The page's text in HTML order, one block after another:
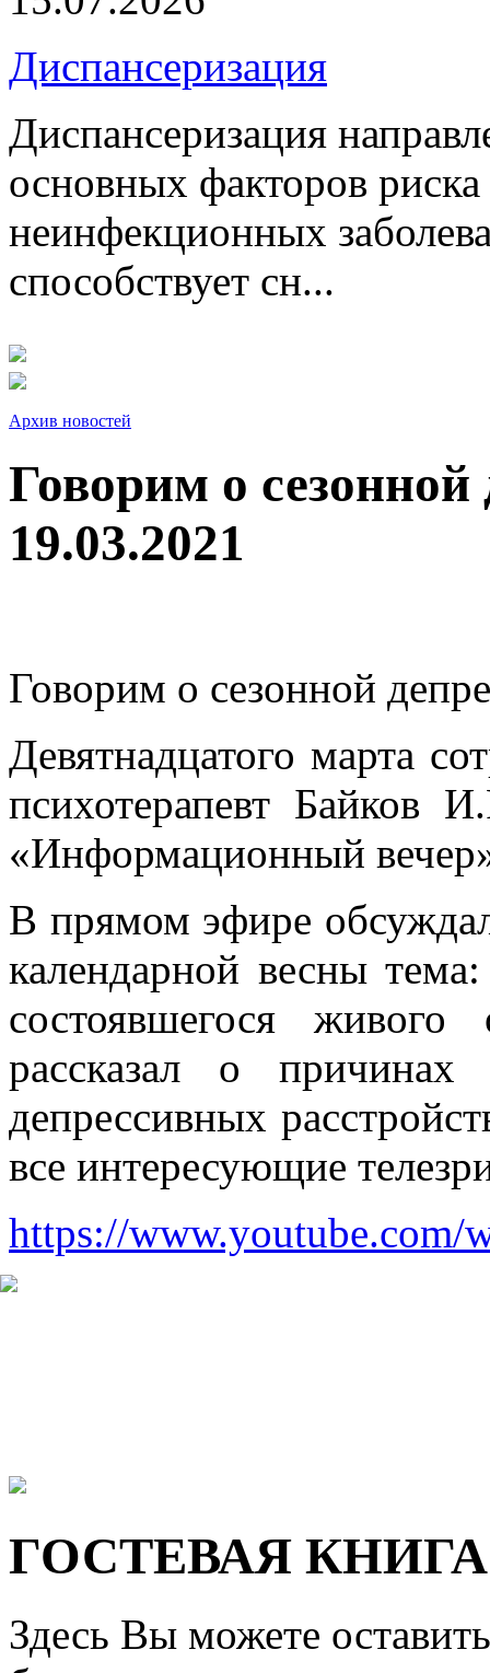
Диспансеризация
Диспансеризация
основных факторов
неинфекционных
способствует сн...
Архив новостей
Говорим о сезонной
19.03.2021
Говорим о сезонной
Девятнадцатого марта
психотерапевт Байков
«Информационный
В прямом эфире
календарной весны
состоявшегося
рассказал о причинах
депрессивных
все интересующие
https://www.youtube.com/
ГОСТЕВАЯ КНИГА
Здесь Вы можете